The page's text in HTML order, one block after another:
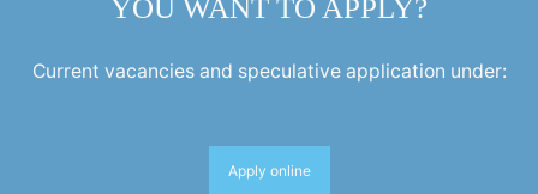
YOU WANT TO APPLY?
Current vacancies and speculative application under:
Apply online